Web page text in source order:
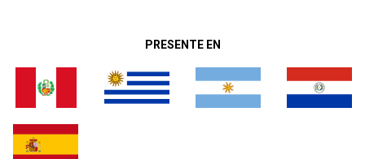
PRESENTE EN